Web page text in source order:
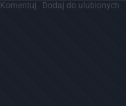
Komentuj Dodaj do ulubionych